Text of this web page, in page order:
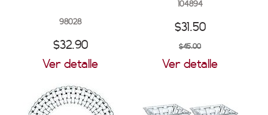
98028
$32.90
Ver detalle
104894
$31.50
$45.00
Ver detalle